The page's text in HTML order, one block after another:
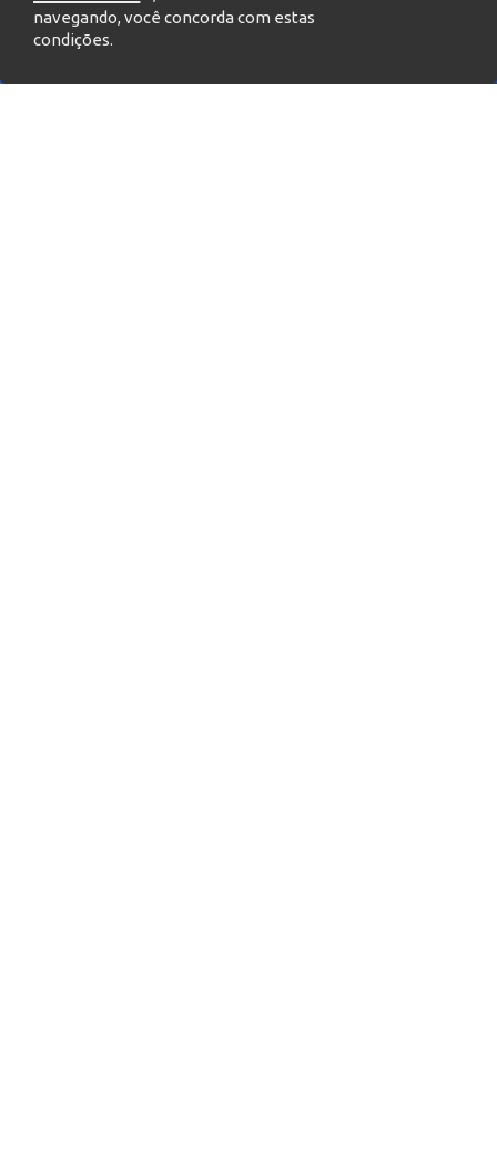
navegando, você concorda com estas
condições.